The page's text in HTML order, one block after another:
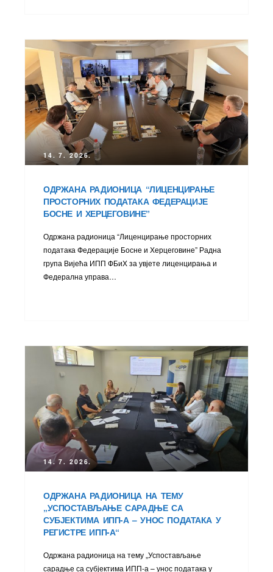
14. 7. 2026.
ОДРЖАНА РАДИОНИЦА “ЛИЦЕНЦИРАЊЕ
ПРОСТОРНИХ ПОДАТАКА ФЕДЕРАЦИЈЕ
БОСНЕ И ХЕРЦЕГОВИНЕ”
Одржана радионица “Лиценцирање просторних
података Федерације Босне и Херцеговине” Радна
група Вијећа ИПП ФБиХ за увјете лиценцирања и
Федерална управа…
14. 7. 2026.
ОДРЖАНА РАДИОНИЦА НА ТЕМУ
„УСПОСТАВЉАЊЕ САРАДЊЕ СА
СУБЈЕКТИМА ИПП-А – УНОС ПОДАТАКА У
РЕГИСТРЕ ИПП-А“
Одржана радионица на тему „Успостављање
сарадње са субјектима ИПП-а – унос података у